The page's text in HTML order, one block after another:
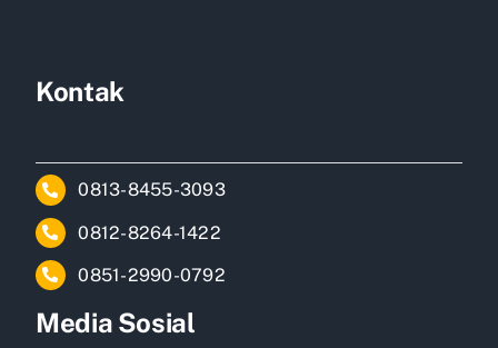
Kontak
0813-8455-3093
0812-8264-1422
0851-2990-0792
Media Sosial